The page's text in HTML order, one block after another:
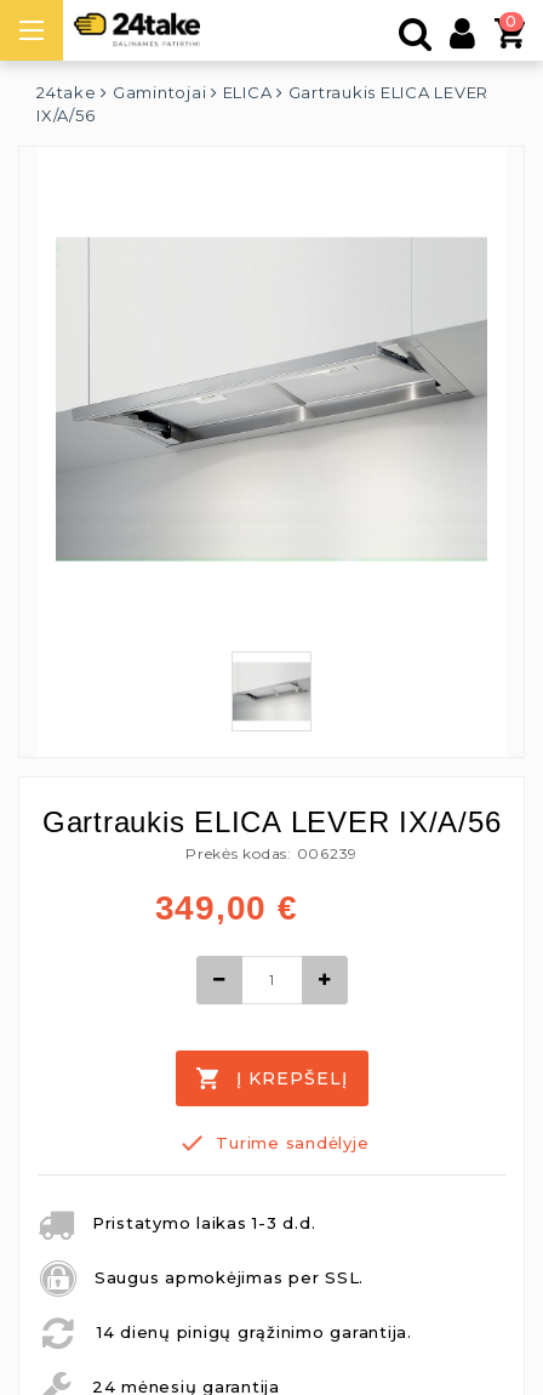
0
24take Gamintojai ELICA
Gartraukis ELICA LEVER
IX/A/56
Gartraukis ELICA LEVER IX/A/56
Prekės kodas: 006239
349,00 €
Į KREPŠELĮ
Turime sandėlyje
Pristatymo laikas 1-3 d.d.
Saugus apmokėjimas per SSL.
14 dienų pinigų grąžinimo garantija.
24 mėnesių garantija